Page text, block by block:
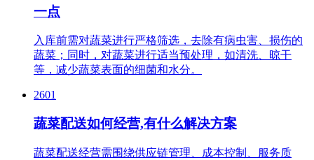
一点
入库前需对蔬菜进行严格筛选，去除有病虫害、损伤的
蔬菜；同时，对蔬菜进行适当预处理，如清洗、晾干
等，减少蔬菜表面的细菌和水分。
2601
蔬菜配送如何经营,有什么解决方案
蔬菜配送经营需围绕供应链管理、成本控制、服务质